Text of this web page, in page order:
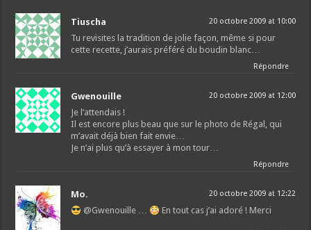
Tiuscha 20 octobre 2009 at 10:00
Tu revisites la tradition de jolie façon, même si pour
cette recette, j’aurais préféré du boudin blanc…
Répondre
Gwenouille 20 octobre 2009 at 12:00
Je l’attendais !
Il est encore plus beau que sur le photo de Régal, qui
m’avait déjà bien fait envie…
Je n’ai plus qu’à essayer à mon tour…
Répondre
Mo. 20 octobre 2009 at 12:22
@Gwenouille … En tout cas j’ai adoré ! Merci